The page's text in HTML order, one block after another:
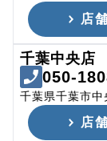
店
千葉中央店
050-
千葉県千葉市中
店